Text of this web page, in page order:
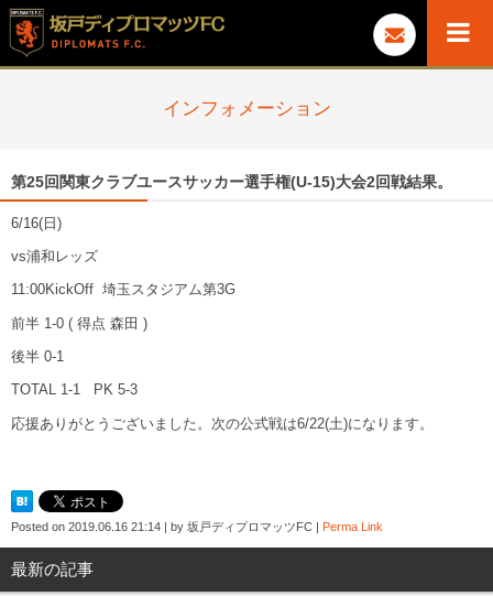
インフォメーション
第25回関東クラブユースサッカー選手権(U-15)大会2回戦結果。
6/16(日)
vs浦和レッズ
11:00KickOff 埼玉スタジアム第3G
前半 1-0 ( 得点 森田 )
後半 0-1
TOTAL 1-1 PK 5-3
応援ありがとうございました。次の公式戦は6/22(土)になります。
Posted on 2019.06.16 21:14 | by 坂戸ディプロマッツFC | Perma Link
最新の記事